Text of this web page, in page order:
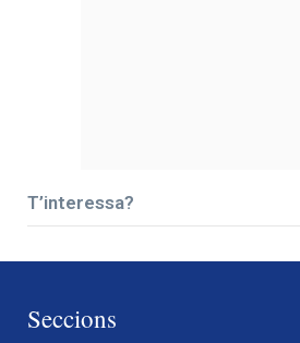
T’interessa?
Seccions